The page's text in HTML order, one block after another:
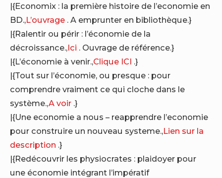
|{Economix : la première histoire de l’economie en
BD.,L’ouvrage . A emprunter en bibliothèque.}
|{Ralentir ou périr : l’économie de la
décroissance.,Ici . Ouvrage de référence.}
|{L’économie à venir.,Clique ICI .}
|{Tout sur l’économie, ou presque : pour
comprendre vraiment ce qui cloche dans le
système.,A voir .}
|{Une economie a nous – reapprendre l’economie
pour construire un nouveau systeme.,Lien sur la
description .}
|{Redécouvrir les physiocrates : plaidoyer pour
une économie intégrant l’impératif